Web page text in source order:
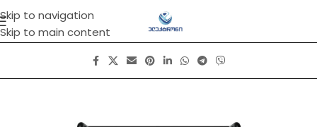
Skip to navigation
Skip to main content